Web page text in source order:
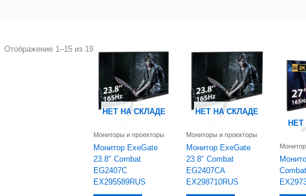
Отображение 1–15 из 19
НЕТ НА СКЛАДЕ
Мониторы и проекторы
Монитор ExeGate
23.8″ Combat
EG2407C
EX295589RUS
НЕТ НА СКЛАДЕ
Мониторы и проекторы
Монитор ExeGate
23.8″ Combat
EG2407CA
EX298710RUS
НЕТ